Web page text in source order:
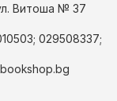
Витоша № 37
029508337;